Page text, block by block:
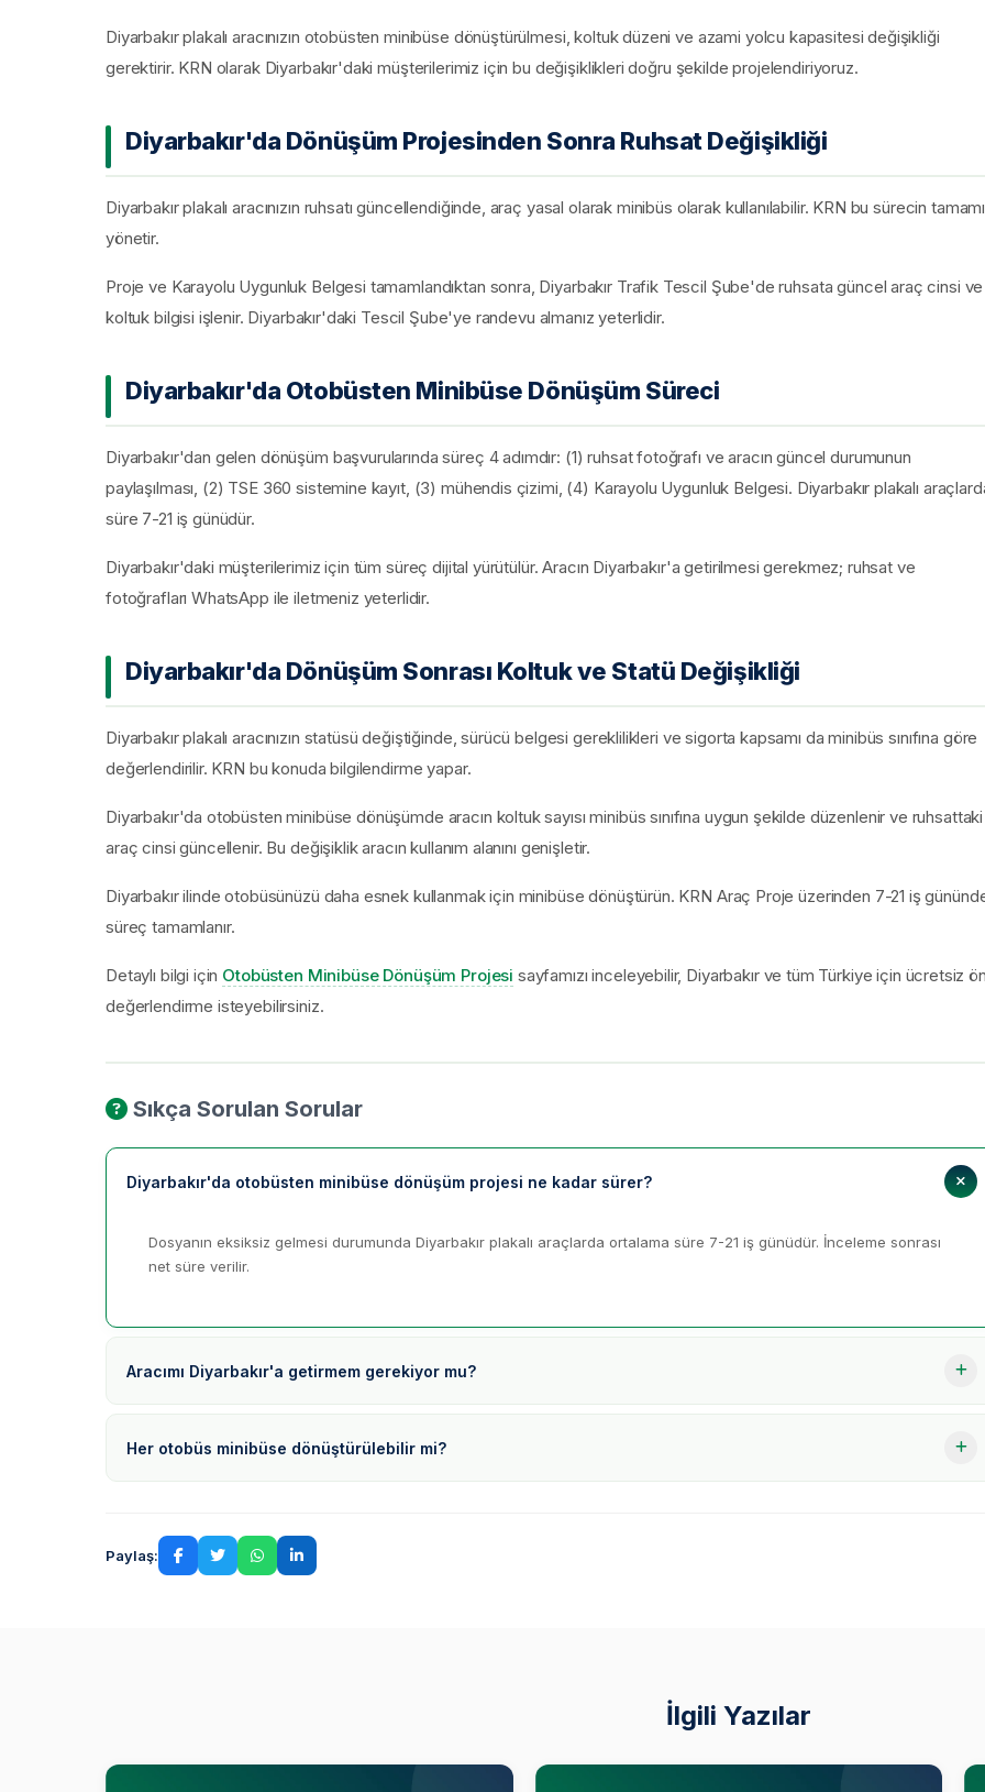
Diyarbakır plakalı aracınızın otobüsten minibüse dönüştürülmesi, koltuk düzeni ve azami yolcu kapasitesi değişikliği
gerektirir. KRN olarak Diyarbakır'daki müşterilerimiz için bu değişiklikleri doğru şekilde projelendiriyoruz.
Diyarbakır'da Dönüşüm Projesinden Sonra Ruhsat Değişikliği
Diyarbakır plakalı aracınızın ruhsatı güncellendiğinde, araç yasal olarak minibüs olarak kullanılabilir. KRN bu sürecin
yönetir.
Proje ve Karayolu Uygunluk Belgesi tamamlandıktan sonra, Diyarbakır Trafik Tescil Şube'de ruhsata güncel araç cinsi ve
koltuk bilgisi işlenir. Diyarbakır'daki Tescil Şube'ye randevu almanız yeterlidir.
Diyarbakır'da Otobüsten Minibüse Dönüşüm Süreci
Diyarbakır'dan gelen dönüşüm başvurularında süreç 4 adımdır: (1) ruhsat fotoğrafı ve aracın güncel durumunun
paylaşılması, (2) TSE 360 sistemine kayıt, (3) mühendis çizimi, (4) Karayolu Uygunluk Belgesi. Diyarbakır plakalı
süre 7-21 iş günüdür.
Diyarbakır'daki müşterilerimiz için tüm süreç dijital yürütülür. Aracın Diyarbakır'a getirilmesi gerekmez; ruhsat ve
fotoğrafları WhatsApp ile iletmeniz yeterlidir.
Diyarbakır'da Dönüşüm Sonrası Koltuk ve Statü Değişikliği
Diyarbakır plakalı aracınızın statüsü değiştiğinde, sürücü belgesi gereklilikleri ve sigorta kapsamı da minibüs sınıfına göre
değerlendirilir. KRN bu konuda bilgilendirme yapar.
Diyarbakır'da otobüsten minibüse dönüşümde aracın koltuk sayısı minibüs sınıfına uygun şekilde düzenlenir ve ruhsattaki
araç cinsi güncellenir. Bu değişiklik aracın kullanım alanını genişletir.
Diyarbakır ilinde otobüsünüzü daha esnek kullanmak için minibüse dönüştürün. KRN Araç Proje üzerinden 7-21 iş
süreç tamamlanır.
Detaylı bilgi için Otobüsten Minibüse Dönüşüm Projesi sayfamızı inceleyebilir, Diyarbakır ve tüm Türkiye için ücretsiz
değerlendirme isteyebilirsiniz.
Sıkça Sorulan Sorular
Diyarbakır'da otobüsten minibüse dönüşüm projesi ne kadar sürer?
Dosyanın eksiksiz gelmesi durumunda Diyarbakır plakalı araçlarda ortalama süre 7-21 iş günüdür. İnceleme sonrası
net süre verilir.
Aracımı Diyarbakır'a getirmem gerekiyor mu?
Her otobüs minibüse dönüştürülebilir mi?
Paylaş:
İlgili Yazılar